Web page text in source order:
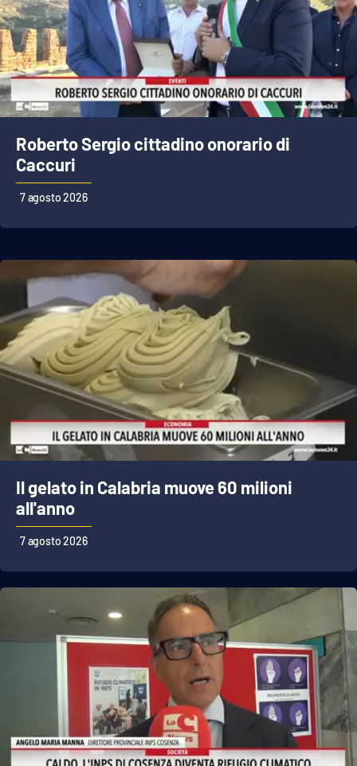
APP
Android
Apple
Roberto Sergio cittadino onorario di
Caccuri
7 agosto 2026
Il gelato in Calabria muove 60 milioni
all'anno
7 agosto 2026